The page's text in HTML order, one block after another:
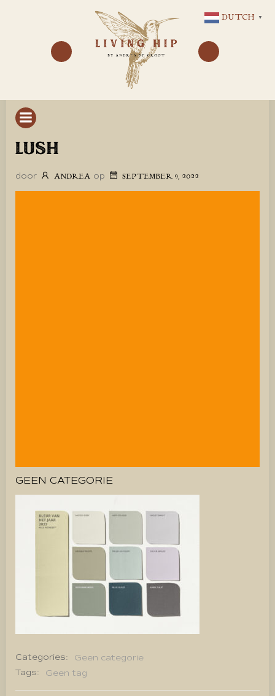
NAAR
DE
INHOUD
LUSH
door ANDREA op SEPTEMBER 9, 2022
GEEN CATEGORIE
Categories:
Geen categorie
Tags:
Geen tag
DUTCH ▼